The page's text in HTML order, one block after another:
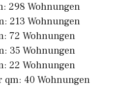
298 Wohnungen
213 Wohnungen
72 Wohnungen
35 Wohnungen
22 Wohnungen
qm: 40 Wohnungen